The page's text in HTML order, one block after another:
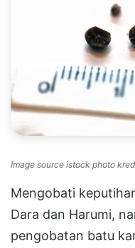
Image source istock photo
Mengobati
Dara dan Harumi,
pengobatan batu